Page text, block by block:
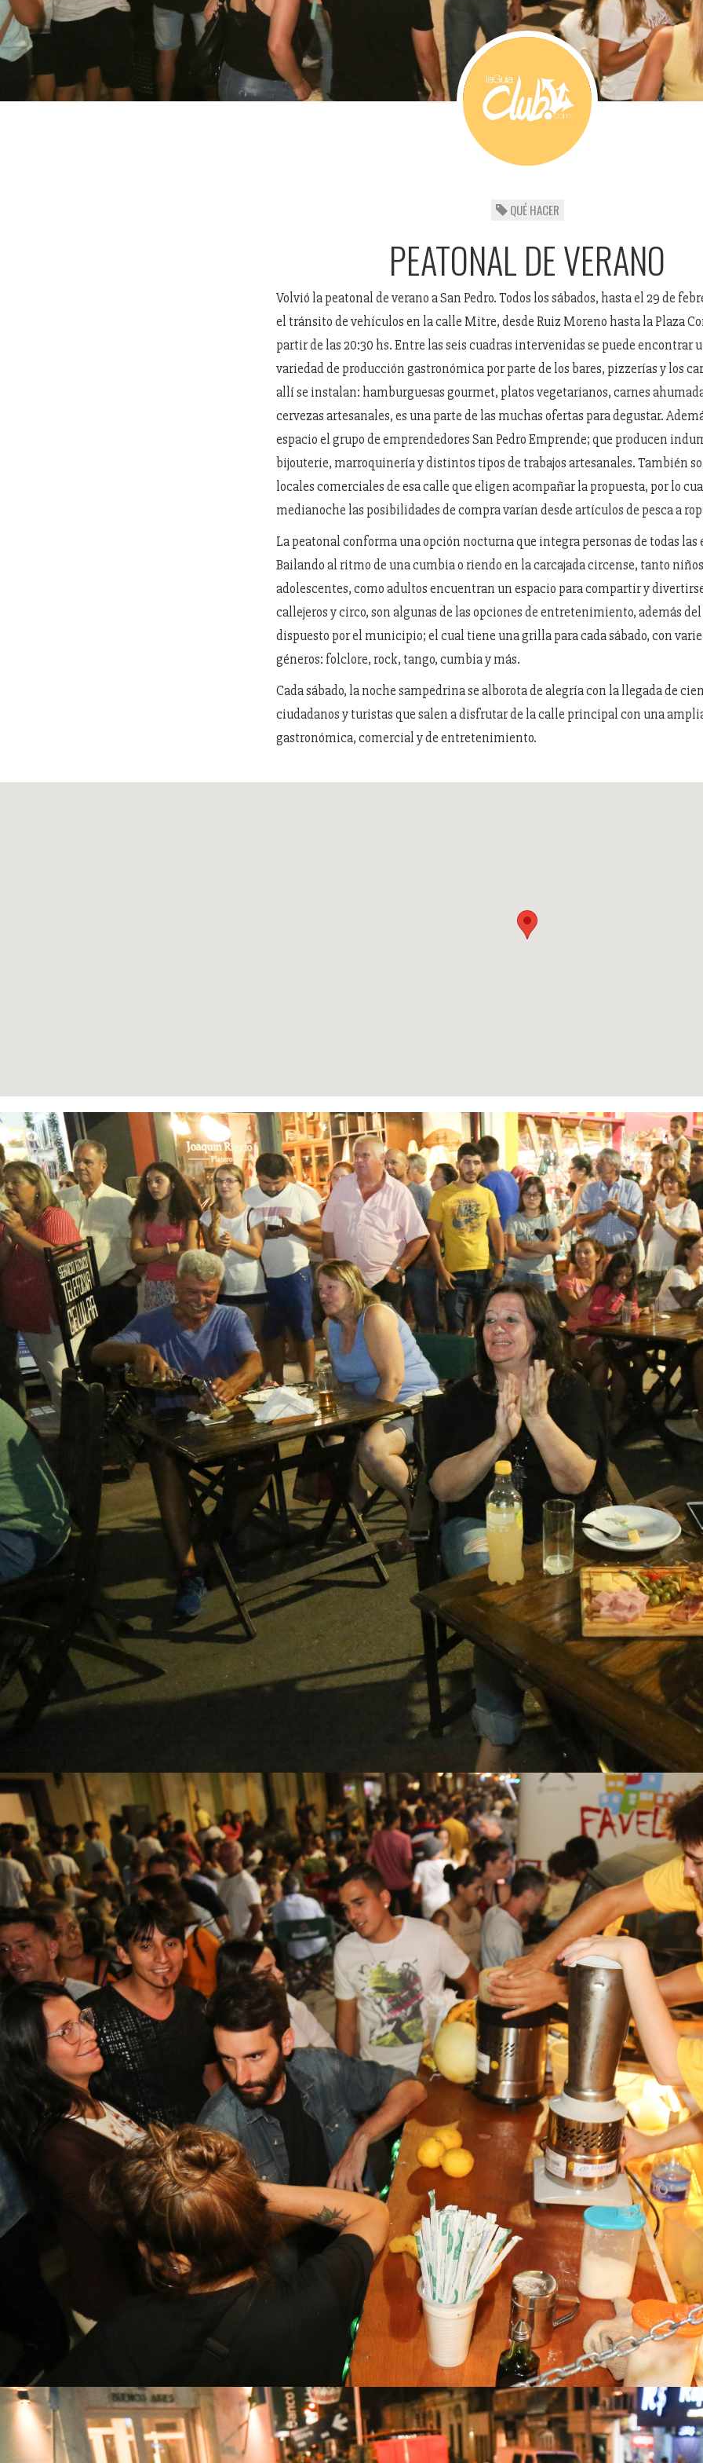
QUÉ HACER
PEATONAL DE VERANO
Volvió la peatonal de verano a San Pedro. Todos los sábados, hasta el 29 de
el tránsito de vehículos en la calle Mitre, desde Ruiz Moreno hasta la Plaza
partir de las 20:30 hs. Entre las seis cuadras intervenidas se puede encontrar
variedad de producción gastronómica por parte de los bares, pizzerías y los
allí se instalan: hamburguesas gourmet, platos vegetarianos, carnes
cervezas artesanales, es una parte de las muchas ofertas para degustar.
espacio el grupo de emprendedores San Pedro Emprende; que producen
bijouterie, marroquinería y distintos tipos de trabajos artesanales. También
locales comerciales de esa calle que eligen acompañar la propuesta, por lo
medianoche las posibilidades de compra varían desde artículos de pesca a
La peatonal conforma una opción nocturna que integra personas de todas las
Bailando al ritmo de una cumbia o riendo en la carcajada circense, tanto
adolescentes, como adultos encuentran un espacio para compartir y
callejeros y circo, son algunas de las opciones de entretenimiento, además
dispuesto por el municipio; el cual tiene una grilla para cada sábado, con
géneros: folclore, rock, tango, cumbia y más.
Cada sábado, la noche sampedrina se alborota de alegría con la llegada de
ciudadanos y turistas que salen a disfrutar de la calle principal con una
gastronómica, comercial y de entretenimiento.